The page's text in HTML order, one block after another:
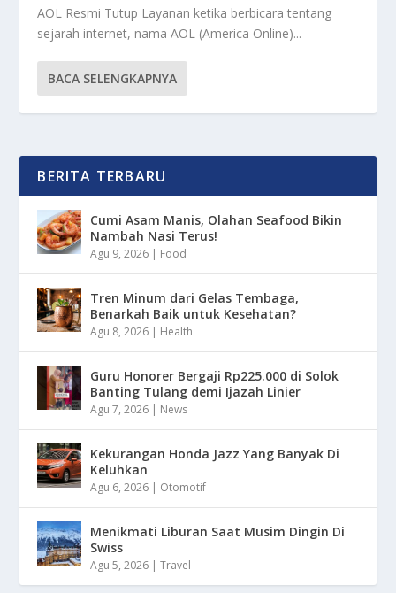
AOL Resmi Tutup Layanan ketika berbicara tentang
sejarah internet, nama AOL (America Online)...
BACA SELENGKAPNYA
BERITA TERBARU
Cumi Asam Manis, Olahan Seafood Bikin
Nambah Nasi Terus!
Agu 9, 2026 | Food
Tren Minum dari Gelas Tembaga,
Benarkah Baik untuk Kesehatan?
Agu 8, 2026 | Health
Guru Honorer Bergaji Rp225.000 di Solok
Banting Tulang demi Ijazah Linier
Agu 7, 2026 | News
Kekurangan Honda Jazz Yang Banyak Di
Keluhkan
Agu 6, 2026 | Otomotif
Menikmati Liburan Saat Musim Dingin Di
Swiss
Agu 5, 2026 |Travel